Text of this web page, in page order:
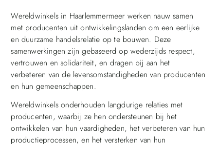
Wereldwinkels in Haarlemmermeer werken nauw samen
met producenten uit ontwikkelingslanden om een eerlijke
en duurzame handelsrelatie op te bouwen. Deze
samenwerkingen zijn gebaseerd op wederzijds respect,
vertrouwen en solidariteit, en dragen bij aan het
verbeteren van de levensomstandigheden van producenten
en hun gemeenschappen.
Wereldwinkels onderhouden langdurige relaties met
producenten, waarbij ze hen ondersteunen bij het
ontwikkelen van hun vaardigheden, het verbeteren van hun
productieprocessen, en het versterken van hun